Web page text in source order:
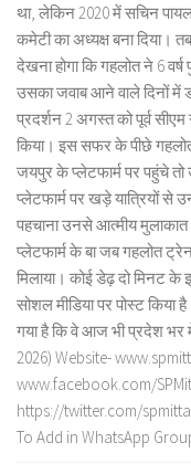
था, लेकिन 2020 में सचिन
कमेटी का अध्यक्ष बना दिया।
देखना होगा कि गहलोत ने 6 वर्ष
उसका जवाब आने वाले दिनों में
प्रदर्शन 2 अगस्त को पूर्व
किया। इस सफर के पीछे
जयपुर के प्लेटफार्म पर पहुंचे
प्लेटफार्म पर खड़े यात्रियों से
पहचाना उनसे आत्मीय
प्लेटफार्म के बा जब गहलोत
मिलाया। कोई डेढ़ दो मिनट के
सोशल मीडिया पर पोस्ट किया
गया है कि वे आज भी प्रदेश भर
2026) Website-
www.facebook.com/
https://twitter.com/
To Add in WhatsApp